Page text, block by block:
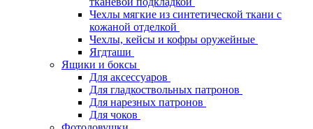
Чехлы мягкие из синтетической ткани с
кожаной отделкой
Чехлы, кейсы и кофры оружейные
Ягдташи
Ящики и боксы
Для аксессуаров
Для гладкоствольных патронов
Для нарезных патронов
Для чоков